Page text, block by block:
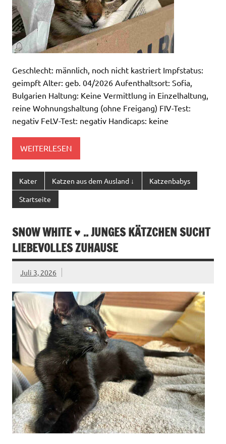
Geschlecht: männlich, noch nicht kastriert Impfstatus:
geimpft Alter: geb. 04/2026 Aufenthaltsort: Sofia,
Bulgarien Haltung: Keine Vermittlung in Einzelhaltung,
reine Wohnungshaltung (ohne Freigang) FIV-Test:
negativ FeLV-Test: negativ Handicaps: keine
WEITERLESEN
Kater Katzen aus dem Ausland ↓ Katzenbabys
Startseite
SNOW WHITE ♥ .. JUNGES KÄTZCHEN SUCHT
LIEBEVOLLES ZUHAUSE
Juli 3, 2026